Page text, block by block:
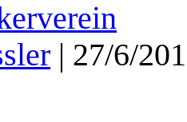
| 27/6/